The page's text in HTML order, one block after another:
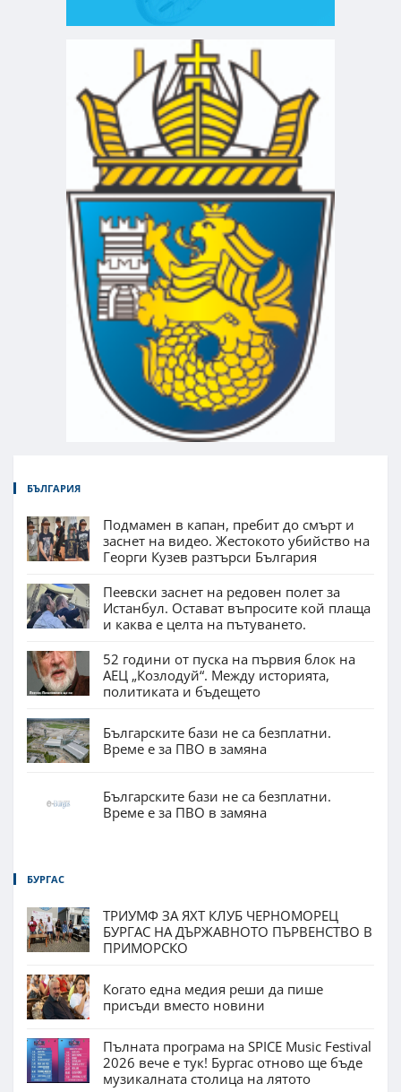
БЪЛГАРИЯ
Подмамен в капан, пребит до смърт и
заснет на видео. Жестокото убийство на
Георги Кузев разтърси България
Пеевски заснет на редовен полет за
Истанбул. Остават въпросите кой плаща
и каква е целта на пътуването.
52 години от пуска на първия блок на
АЕЦ „Козлодуй“. Между историята,
политиката и бъдещето
Българските бази не са безплатни.
Време е за ПВО в замяна
Българските бази не са безплатни.
Време е за ПВО в замяна
БУРГАС
ТРИУМФ ЗА ЯХТ КЛУБ ЧЕРНОМОРЕЦ
БУРГАС НА ДЪРЖАВНОТО ПЪРВЕНСТВО В
ПРИМОРСКО
Когато една медия реши да пише
присъди вместо новини
Пълната програма на SPICE Music Festival
2026 вече е тук! Бургас отново ще бъде
музикалната столица на лятото